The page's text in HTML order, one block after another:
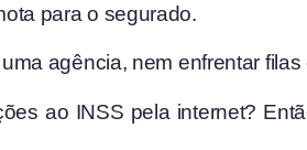
para o segurado.
agência, nem enfrentar filas
ao INSS pela internet?